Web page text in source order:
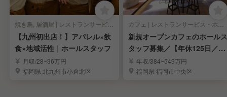
焼き鳥, 居酒屋 | レストランサービス・ホールスタッフ
【九州初出店！】アパレル×飲
食×地域活性｜ホールスタッフ
月収/28~36万円
福岡県 北九州市小倉北区
カフェ | レストランサービス・ホールスタッフ
新規オープンカフェのホールス
タッフ募集／【年休125日／完
全週休2日制】
年収/384~549万円
福岡県 福岡市中央区